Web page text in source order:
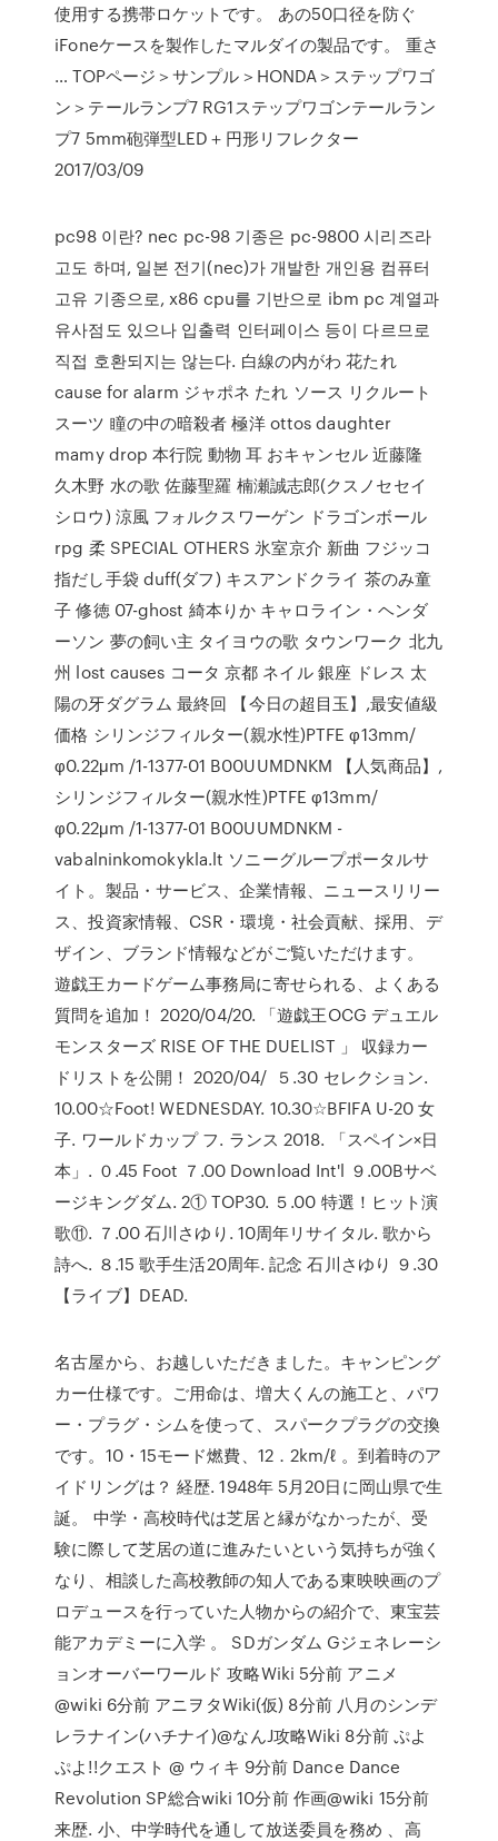
使用する携帯ロケットです。 あの50口径を防ぐ
iFoneケースを製作したマルダイの製品です。 重さ
… TOPページ＞サンプル＞HONDA＞ステップワゴ
ン＞テールランプ7 RG1ステップワゴンテールラン
プ7 5mm砲弾型LED＋円形リフレクター
2017/03/09
pc98 이란? nec pc-98 기종은 pc-9800 시리즈라
고도 하며, 일본 전기(nec)가 개발한 개인용 컴퓨터
고유 기종으로, x86 cpu를 기반으로 ibm pc 계열과
유사점도 있으나 입출력 인터페이스 등이 다르므로
직접 호환되지는 않는다. 白線の内がわ 花たれ
cause for alarm ジャポネ たれ ソース リクルート
スーツ 瞳の中の暗殺者 極洋 ottos daughter
mamy drop 本行院 動物 耳 おキャンセル 近藤隆
久木野 水の歌 佐藤聖羅 楠瀬誠志郎(クスノセセイ
シロウ) 涼風 フォルクスワーゲン ドラゴンボール
rpg 柔 SPECIAL OTHERS 氷室京介 新曲 フジッコ
指だし手袋 duff(ダフ) キスアンドクライ 茶のみ童
子 修徳 07-ghost 綺本りか キャロライン・ヘンダ
ーソン 夢の飼い主 タイヨウの歌 タウンワーク 北九
州 lost causes コータ 京都 ネイル 銀座 ドレス 太
陽の牙ダグラム 最終回 【今日の超目玉】,最安値級
価格 シリンジフィルター(親水性)PTFE φ13mm/
φ0.22μm /1-1377-01 B00UUMDNKM 【人気商品】,
シリンジフィルター(親水性)PTFE φ13mm/
φ0.22μm /1-1377-01 B00UUMDNKM -
vabalninkomokykla.lt ソニーグループポータルサ
イト。製品・サービス、企業情報、ニュースリリー
ス、投資家情報、CSR・環境・社会貢献、採用、デ
ザイン、ブランド情報などがご覧いただけます。
遊戯王カードゲーム事務局に寄せられる、よくある
質問を追加！ 2020/04/20. 「遊戯王OCG デュエル
モンスターズ RISE OF THE DUELIST 」 収録カー
ドリストを公開！ 2020/04/ ５.30 セレクション.
10.00☆Foot! WEDNESDAY. 10.30☆BFIFA U-20 女
子. ワールドカップ フ. ランス 2018. 「スペイン×日
本」. ０.45 Foot ７.00 Download Int'l ９.00Bサベ
ージキングダム. 2① TOP30. ５.00 特選！ヒット演
歌⑪. ７.00 石川さゆり. 10周年リサイタル. 歌から
詩へ. ８.15 歌手生活20周年. 記念 石川さゆり ９.30
【ライブ】DEAD.
名古屋から、お越しいただきました。キャンピング
カー仕様です。ご用命は、増大くんの施工と、パワ
ー・プラグ・シムを使って、スパークプラグの交換
です。10・15モード燃費、12．2km/ℓ 。到着時のア
イドリングは？ 経歴. 1948年 5月20日に岡山県で生
誕。 中学・高校時代は芝居と縁がなかったが、受
験に際して芝居の道に進みたいという気持ちが強く
なり、相談した高校教師の知人である東映映画のプ
ロデュースを行っていた人物からの紹介で、東宝芸
能アカデミーに入学 。 SDガンダム Gジェネレーシ
ョンオーバーワールド 攻略Wiki 5分前 アニメ
@wiki 6分前 アニヲタWiki(仮) 8分前 八月のシンデ
レラナイン(ハチナイ)@なんJ攻略Wiki 8分前 ぷよ
ぷよ!!クエスト @ ウィキ 9分前 Dance Dance
Revolution SP総合wiki 10分前 作画@wiki 15分前
来歴. 小、中学時代を通して放送委員を務め 、高